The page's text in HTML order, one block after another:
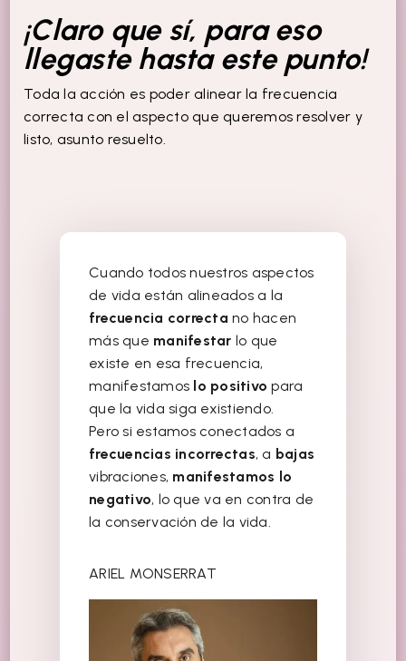
¡Claro que sí, para eso
llegaste hasta este punto!
Toda la acción es poder alinear la frecuencia
correcta con el aspecto que queremos resolver y
listo, asunto resuelto.
Cuando todos nuestros aspectos
de vida están alineados a la
frecuencia correcta no hacen
más que manifestar lo que
existe en esa frecuencia,
manifestamos lo positivopara
que la vida siga existiendo.
Pero si estamos conectados a
frecuencias incorrectas, a bajas
vibraciones, manifestamos lo
negativo, lo que va en contra de
la conservación de la vida.
ARIEL MONSERRAT